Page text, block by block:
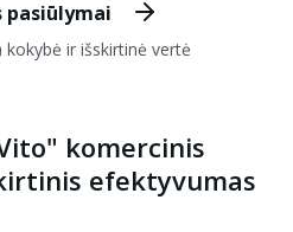
pasiūlymai
kokybė ir išskirtinė vertė
komercinis
efektyvumas